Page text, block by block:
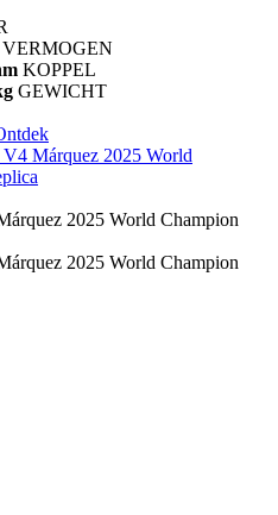
VERMOGEN
KOPPEL
GEWICHT
V4 Márquez 2025 World
2025 World Champion
2025 World Champion